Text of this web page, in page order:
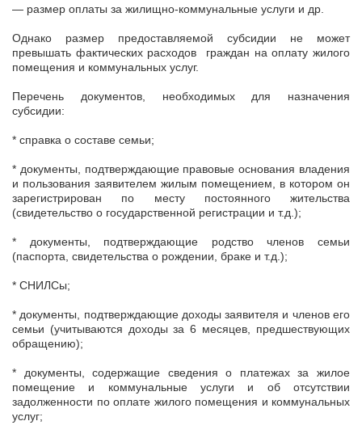
— размер оплаты за жилищно-коммунальные услуги и др.
Однако размер предоставляемой субсидии не может
превышать фактических расходов граждан на оплату жилого
помещения и коммунальных услуг.
Перечень документов, необходимых для назначения
субсидии:
* справка о составе семьи;
* документы, подтверждающие правовые основания владения
и пользования заявителем жилым помещением, в котором он
зарегистрирован по месту постоянного жительства
(свидетельство о государственной регистрации и т.д.);
* документы, подтверждающие родство членов семьи
(паспорта, свидетельства о рождении, браке и т.д.);
* СНИЛСы;
* документы, подтверждающие доходы заявителя и членов его
семьи (учитываются доходы за 6 месяцев, предшествующих
обращению);
* документы, содержащие сведения о платежах за жилое
помещение и коммунальные услуги и об отсутствии
задолженности по оплате жилого помещения и коммунальных
услуг;